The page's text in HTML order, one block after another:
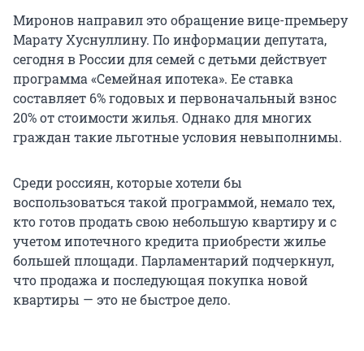
Миронов направил это обращение вице-премьеру
Марату Хуснуллину. По информации депутата,
сегодня в России для семей с детьми действует
программа «Семейная ипотека». Ее ставка
составляет 6% годовых и первоначальный взнос
20% от стоимости жилья. Однако для многих
граждан такие льготные условия невыполнимы.
Среди россиян, которые хотели бы
воспользоваться такой программой, немало тех,
кто готов продать свою небольшую квартиру и с
учетом ипотечного кредита приобрести жилье
большей площади. Парламентарий подчеркнул,
что продажа и последующая покупка новой
квартиры — это не быстрое дело.